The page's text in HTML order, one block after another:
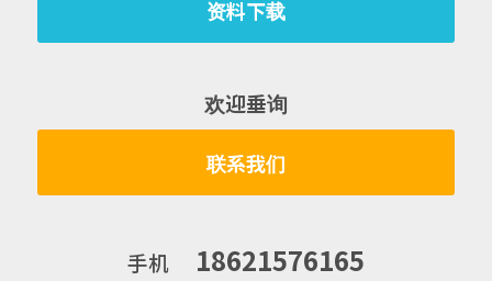
资料下载
欢迎垂询
联系我们
手机18621576165